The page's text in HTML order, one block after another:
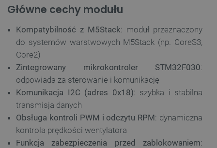
Główne cechy modułu
Kompatybilność z M5Stack: moduł przeznaczony
do systemów warstwowych M5Stack (np. CoreS3,
Core2)
Zintegrowany mikrokontroler STM32F030:
odpowiada za sterowanie i komunikację
Komunikacja I2C (adres 0x18): szybka i stabilna
transmisja danych
Obsługa kontroli PWM i odczytu RPM: dynamiczna
kontrola prędkości wentylatora
Funkcja zabezpieczenia przed zablokowaniem: